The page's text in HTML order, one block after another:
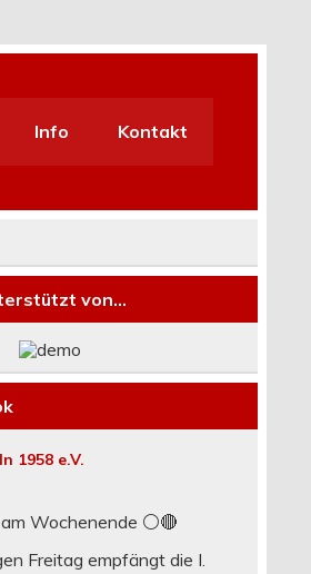
Info Kontakt
von…
1958 e.V.
Wochenende ⚪️🔴
Freitag empfängt die I.